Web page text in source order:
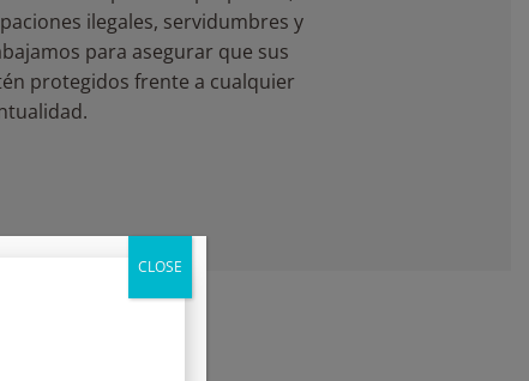
ilegales, servidumbres y
para asegurar que sus
protegidos frente a cualquier
CLOSE